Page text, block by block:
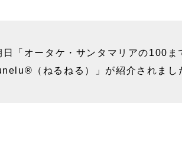
「オータケ・サンタマリアの100ま
（ねるねる）」が紹介されまし